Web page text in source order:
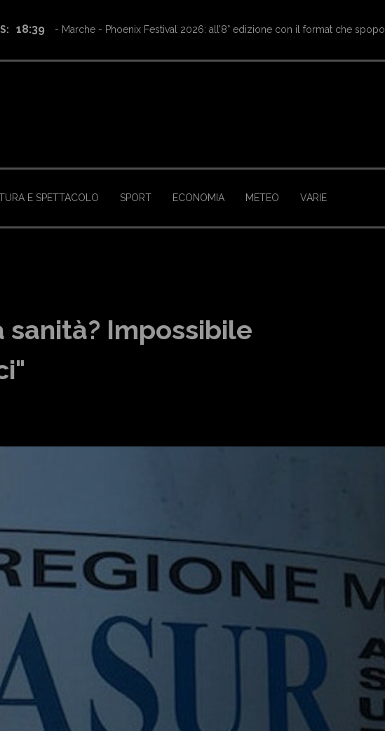
12:27 - Fioritura di Castelluccio, tornano le navette Contram per raggiungere
E SPETTACOLO SPORT ECONOMIA METEO VARIE
sanità? Impossibile